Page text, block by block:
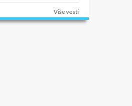
Više vesti